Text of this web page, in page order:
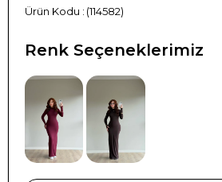
(114582)
Renk Seçeneklerimiz
TÜKENDI